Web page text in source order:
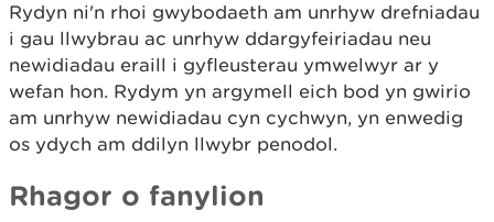
Rydyn ni'n rhoi gwybodaeth am unrhyw drefniadau
i gau llwybrau ac unrhyw ddargyfeiriadau neu
newidiadau eraill i gyfleusterau ymwelwyr ar y
wefan hon. Rydym yn argymell eich bod yn gwirio
am unrhyw newidiadau cyn cychwyn, yn enwedig
os ydych am ddilyn llwybr penodol.
Rhagor o fanylion